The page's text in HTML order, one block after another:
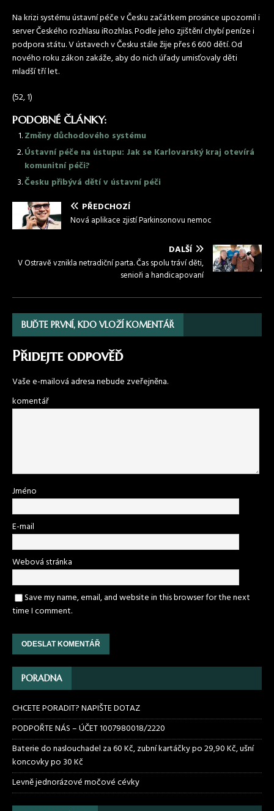
Na krizi systému ústavní péče v Česku začátkem prosince upozornil i
server Českého rozhlasu iRozhlas. Podle jeho zjištění chybí peníze i
podpora státu. V ústavech v Česku stále žije přes 6 600 dětí. Od
nového roku zákon zakáže, aby do nich úřady umisťovaly děti
mladší tří let.
(52, 1)
PODOBNÉ ČLÁNKY:
Změny důchodového systému
Ústavní péče na ústupu: Jak se Karlovarský kraj otevírá
komunitní péči?
Česku přibývá dětí v ústavní péči
PŘEDCHOZÍ
Nová aplikace zjistí Parkinsonovu nemoc
DALŠÍ
V Ostravě vznikla netradiční parta. Čas spolu tráví děti,
senioři a handicapovaní
BUĎTE PRVNÍ, KDO VLOŽÍ KOMENTÁŘ
Přidejte odpověď
Vaše e-mailová adresa nebude zveřejněna.
komentář
Jméno
E-mail
Webová stránka
Save my name, email, and website in this browser for the next
time I comment.
PORADNA
CHCETE PORADIT? NAPIŠTE DOTAZ
PODPOŘTE NÁS – ÚČET 1007980018/2220
Baterie do naslouchadel za 60 Kč, zubní kartáčky po 29,90 Kč, ušní
koncovky po 30 Kč
Levně jednorázové močové cévky